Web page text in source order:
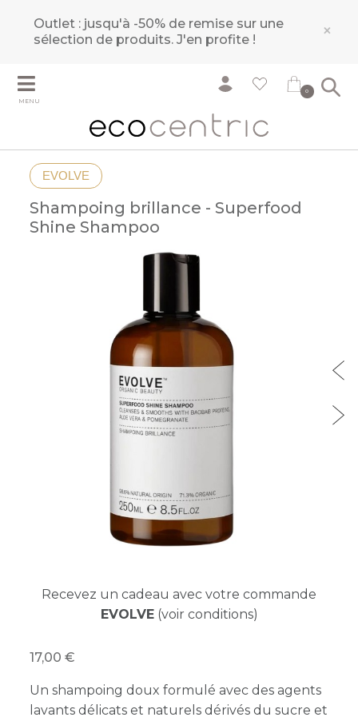
Outlet : jusqu'à -50% de remise sur une
sélection de produits.J'en profite ! ×
MENU
0
EVOLVE
Shampoing brillance - Superfood
Shine Shampoo
Recevez un cadeau avec votre commande
EVOLVE(voir conditions)
17,00
Un shampoing doux formulé avec des agents
lavants délicats et naturels dérivés du sucre et